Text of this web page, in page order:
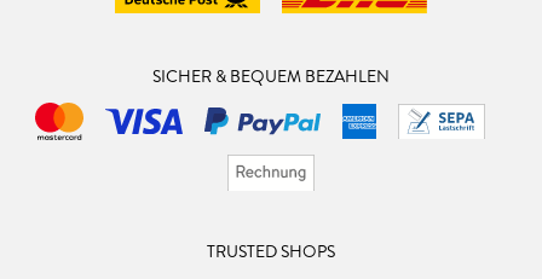
SICHER & BEQUEM BEZAHLEN
TRUSTED SHOPS